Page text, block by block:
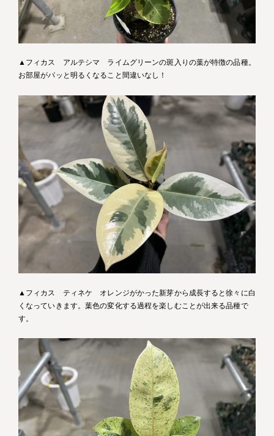
▲フィカス アルテシマ ライムグリーンの斑入りの葉が特徴の品種。
お部屋がパッと明るくなること間違いなし！
▲フィカス ティネケ オレンジがかった新芽から成長すると徐々に白
くなっていきます。葉色の変化する過程を楽しむことが出来る品種で
す。